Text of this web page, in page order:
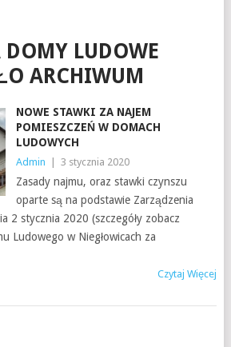
DOMY LUDOWE
ARCHIWUM
NOWE STAWKI ZA NAJEM
POMIESZCZEŃ W DOMACH
LUDOWYCH
Admin 3 stycznia 2020
Zasady najmu, oraz stawki czynszu
oparte są na podstawie Zarządzenia
2 stycznia 2020 (szczegóły zobacz
Ludowego w Niegłowicach za
Czytaj Więcej